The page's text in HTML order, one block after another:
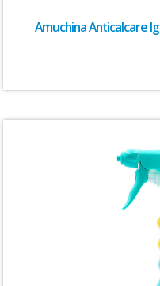
Amuchina Anticalcare